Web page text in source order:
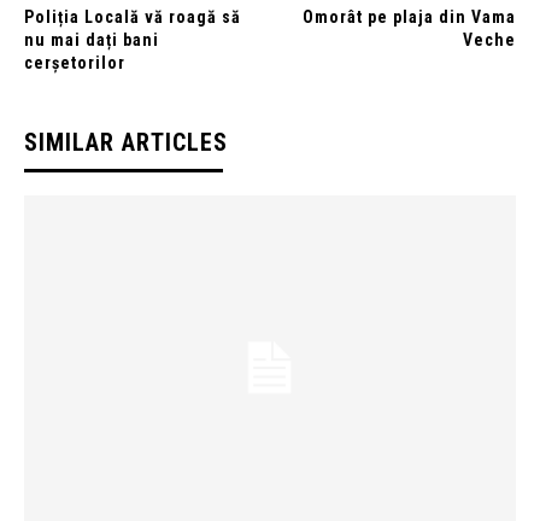
Poliția Locală vă roagă să
nu mai dați bani
cerșetorilor
Omorât pe plaja din Vama
Veche
SIMILAR ARTICLES